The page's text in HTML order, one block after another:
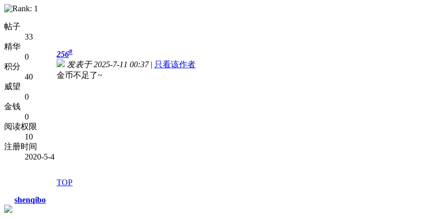
帖子
33
精华
0
积分
40
威望
0
金钱
0
阅读权限
10
注册时间
2020-5-4
256#
发表于 2025-7-11 00:37| 只看该作者
金币不足了~
TOP
shenqibo